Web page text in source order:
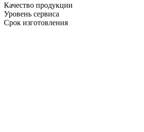
Качество продукции
Уровень сервиса
Срок изготовления